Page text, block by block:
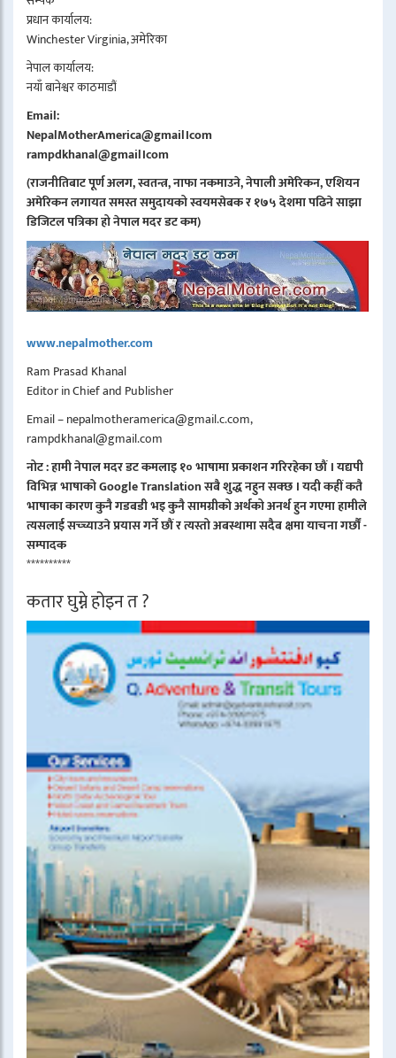
प्रधान कार्यालय:
Winchester Virginia, अमेरिका
नेपाल कार्यालय:
नयाँ बानेश्वर काठमाडौं
Email:
NepalMotherAmerica@gmail।com
rampdkhanal@gmail।com
(राजनीतिबाट पूर्ण अलग, स्वतन्त्र, नाफा नकमाउने, नेपाली अमेरिकन, एशियन
अमेरिकन लगायत समस्त समुदायको स्वयमसेबक र १७५ देशमा पढिने साझा
डिजिटल पत्रिका हो नेपाल मदर डट कम)
www.nepalmother.com
Ram Prasad Khanal
Editor in Chief and Publisher
Email – nepalmotheramerica@gmail.c.com,
rampdkhanal@gmail.com
नोट : हामी नेपाल मदर डट कमलाइ १० भाषामा प्रकाशन गरिरहेका छौं । यद्यपी
विभिन्न भाषाको Google Translation सबै शुद्ध नहुन सक्छ । यदी कहीं कतै
भाषाका कारण कुनै गडबडी भइ कुनै सामग्रीको अर्थको अनर्थ हुन गएमा हामीले
त्यसलाई सच्च्याउने प्रयास गर्ने छौं र त्यस्तो अबस्थामा सदैब क्षमा याचना गर्छौं -
सम्पादक
**********
कतार घुम्ने होइन त ?